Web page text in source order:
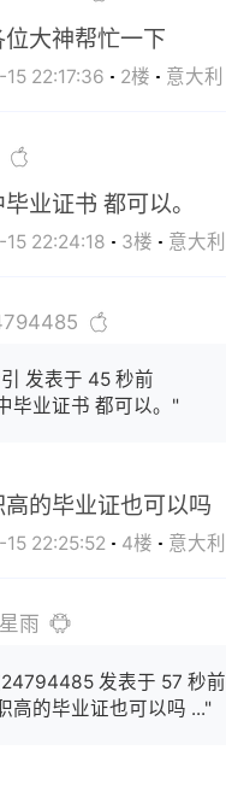
大神帮忙一下
22:17:36 2楼 意大利
业证书 都可以。
22:24:18 3楼 意大利
发表于 45 秒前
毕业证书 都可以。"
高的毕业证也可以吗
22:25:52 4楼 意大利
雨
发表于 57 秒前
高的毕业证也可以吗 ..."